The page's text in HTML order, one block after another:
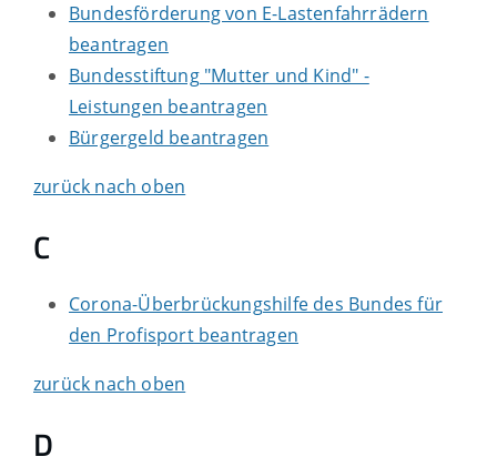
Bundesförderung von E-Lastenfahrrädern
beantragen
Bundesstiftung "Mutter und Kind" -
Leistungen beantragen
Bürgergeld beantragen
zurück nach oben
C
Corona-Überbrückungshilfe des Bundes für
den Profisport beantragen
zurück nach oben
D